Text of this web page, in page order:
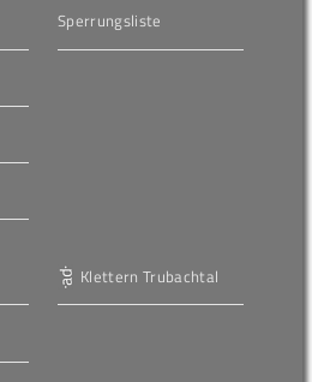
Sperrungsliste
Klettern Trubachtal